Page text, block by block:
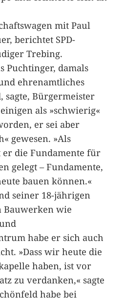
mit Paul
berichtet SPD-
Trebing.
Puchtinger, damals
ehrenamtliches
sagte, Bürgermeister
als »schwierig«
er sei aber
gewesen. »Als
die Fundamente für
gelegt – Fundamente,
bauen können.«
seiner 18-jährigen
Bauwerken wie
habe er sich auch
»Dass wir heute die
haben, ist vor
zu verdanken,« sagte
habe bei